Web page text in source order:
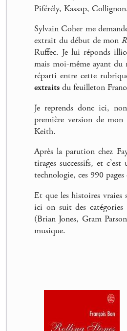
Piférély, Kassap,
Sylvain Coher me
extrait du début de mon
Ruffec. Je lui réponds
mais moi-même ayant du
réparti entre cette
extraits du feuilleton
Je reprends donc ici,
première version de
Keith.
Après la parution chez
tirages successifs, et
technologie, ces 990
Et que les histoires vraies
ici on suit des catégories
(Brian Jones, Gram
musique.